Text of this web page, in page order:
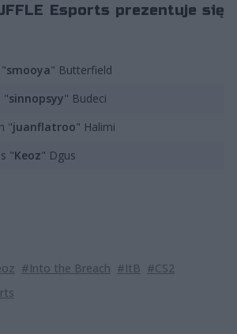
Esports prezentuje się
smooya" Butterfield
"sinnopsyy" Budeci
"⁠juanflatroo⁠" Halimi
"Keoz" Dgus
#Into the Breach #ItB #CS2